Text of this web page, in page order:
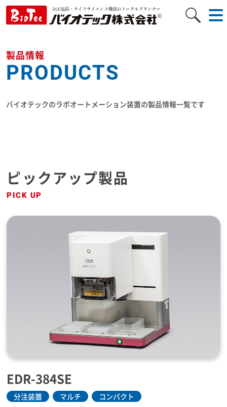
製品情報
PRODUCTS
バイオテックのラボオートメーション装置の製品情報一覧です
ピックアップ製品
PICK UP
EDR-384SE
分注装置 マルチ コンパクト